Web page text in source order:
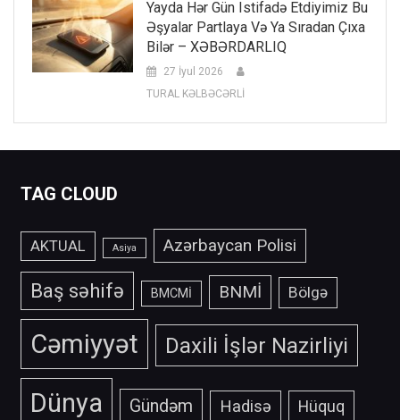
Yayda Hər Gün Istifadə Etdiyimiz Bu
Əşyalar Partlaya Və Ya Sıradan Çıxa
Bilər – XƏBƏRDARLIQ
27 İyul 2026
TURAL KƏLBƏCƏRLİ
TAG CLOUD
AKTUAL Asiya Azərbaycan Polisi
Baş səhifə BMCMİ BNMİ Bölgə
Cəmiyyət Daxili İşlər Nazirliyi
Dünya Gündəm Hadisə Hüquq